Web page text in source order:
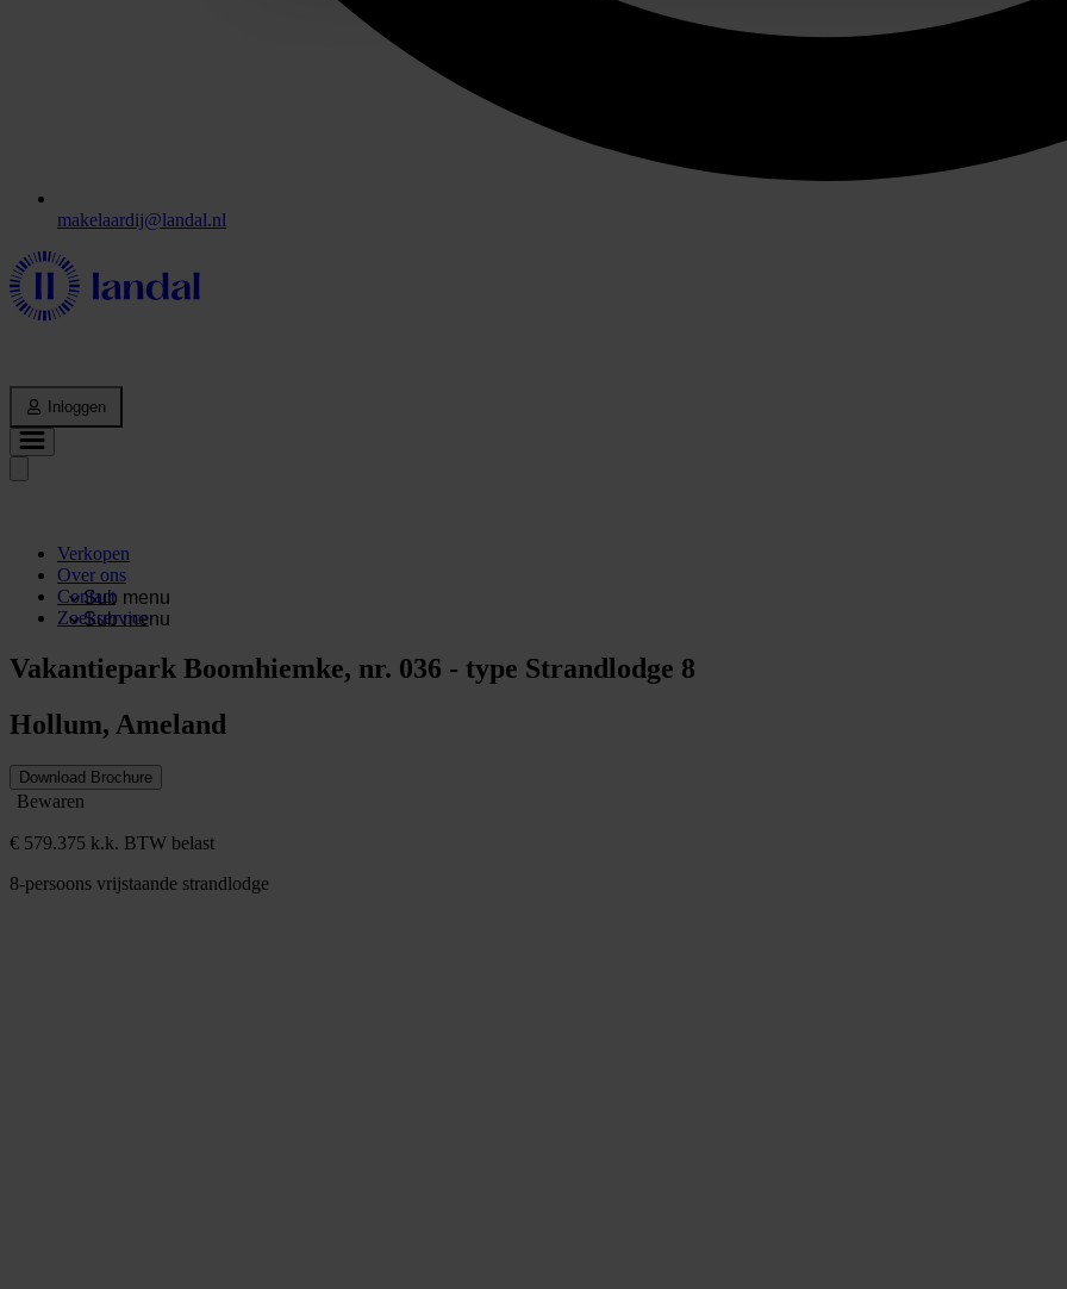
makelaardij@landal.nl
Inloggen
Verkopen
Over ons
Sub menu
Contact
Sub menu
Zoekservice
Vakantiepark Boomhiemke, nr. 036 - type Strandlodge 8
Hollum, Ameland
Download Brochure
Bewaren
€ 579.375 k.k. BTW belast
8-persoons vrijstaande strandlodge